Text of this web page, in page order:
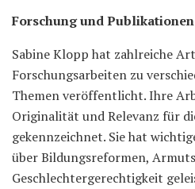
Forschung und
Sabine Klopp hat zahlreiche
Forschungsarbeiten zu
Themen veröffentlicht. Ihre
Originalität und Relevanz für
gekennzeichnet. Sie hat
über Bildungsreformen,
Geschlechtergerechtigkeit